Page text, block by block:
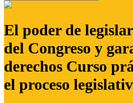
El poder de
del Congreso y
derechos Curso
el proceso